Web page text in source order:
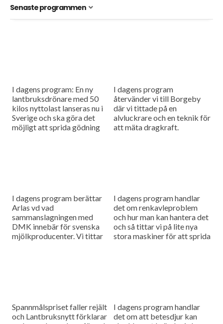
Senaste programmen
I dagens program: En ny
lantbruksdrönare med 50
kilos nyttolast lanseras nu i
Sverige och ska göra det
möjligt att sprida gödning
I dagens program
återvänder vi till Borgeby
där vi tittade på en
alvluckrare och en teknik för
att mäta dragkraft.
I dagens program berättar
Arlas vd vad
sammanslagningen med
DMK innebär för svenska
mjölkproducenter. Vi tittar
I dagens program handlar
det om renkavleproblem
och hur man kan hantera det
och så tittar vi på lite nya
stora maskiner för att sprida
Spannmålspriset faller rejält
och Lantbruksnytt förklarar
I dagens program handlar
det om att betesdjur kan